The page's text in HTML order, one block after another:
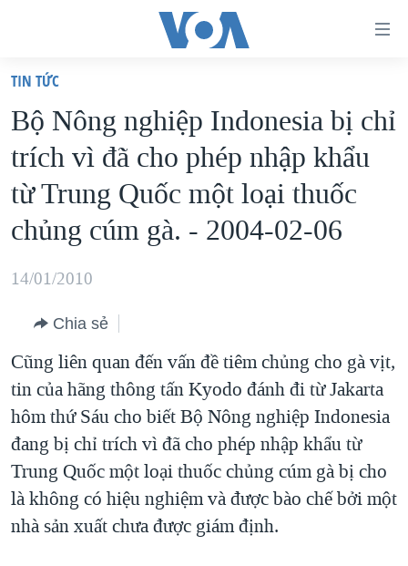
truy
cập
Tới
nội
dung
chính
Tới
hướng
chính
Đi
tới
"Tìm"
VIỆT NAM
HOA KỲ
BIỂN ĐÔNG
THẾ GIỚI
MỤC
TỰ DO BÁO CHÍ
VẠCH TRẦN TIN GIẢ
NGƯỜI VIỆT HẢI NGOẠI
ĐỜI SỐNG
KINH TẾ
KHOA HỌC
CHUYÊN ĐỀ
CHIẾN TRANH THƯƠNG MẠI CỦA MỸ: QUÁ KHỨ VÀ HIỆN
TẠI
HÀNH TRÌNH BẦU CỬ 2024
MỘT NĂM CHIẾN TRANH TẠI DẢI GAZA
GIẢI MÃ VÀNH ĐAI & CON ĐƯỜNG
HỌC TIẾNG ANH
VIDEO
NGHE
MẠNG XÃ HỘI
TIN TỨC
Bộ Nông nghiệp Indonesia bị chỉ
trích vì đã cho phép nhập khẩu
từ Trung Quốc một loại thuốc
chủng cúm gà. - 2004-02-06
14/01/2010
Chia sẻ
Cũng liên quan đến vấn đề tiêm chủng cho gà vịt,
tin của hãng thông tấn Kyodo đánh đi từ Jakarta
hôm thứ Sáu cho biết Bộ Nông nghiệp Indonesia
đang bị chỉ trích vì đã cho phép nhập khẩu từ
Trung Quốc một loại thuốc chủng cúm gà bị cho
là không có hiệu nghiệm và được bào chế bởi một
nhà sản xuất chưa được giám định.